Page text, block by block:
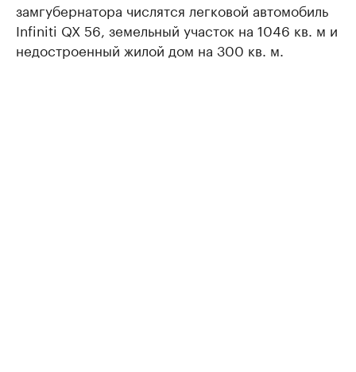
замгубернатора числятся легковой автомобиль
Infiniti QX 56, земельный участок на 1046 кв. м и
недостроенный жилой дом на 300 кв. м.